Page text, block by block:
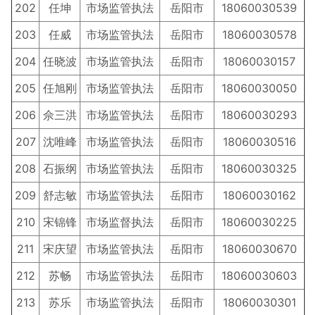
202
任坤 市场监管执法 岳阳市
18060030539
203
任威 市场监管执法 岳阳市
18060030578
204 任晓波 市场监管执法 岳阳市
18060030157
205 任旭刚 市场监管执法 岳阳市
18060030050
206 佘三洪 市场监管执法 岳阳市
18060030293
207 沈唯峰 市场监管执法 岳阳市
18060030516
208 石振纲 市场监管执法 岳阳市
18060030325
209 舒志敏 市场监管执法 岳阳市
18060030162
210 宋锦锋 市场监督执法 岳阳市
18060030225
211
宋庆望 市场监管执法 岳阳市
18060030670
212
苏畅 市场监管执法 岳阳市
18060030603
213
苏乐 市场监管执法 岳阳市
18060030301